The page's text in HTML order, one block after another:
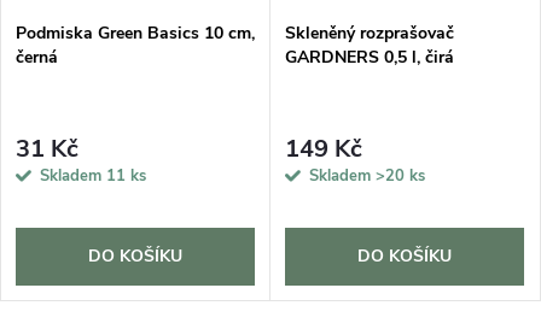
Podmiska Green Basics 10 cm,
černá
31 Kč
Skladem 11 ks
DO KOŠÍKU
Skleněný rozprašovač
GARDNERS 0,5 l, čirá
149 Kč
Skladem >20 ks
DO KOŠÍKU